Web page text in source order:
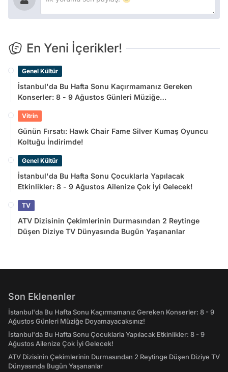
En Yeni İçerikler!
Genel Kültür
İstanbul'da Bu Hafta Sonu Kaçırmamanız Gereken
Konserler: 8 - 9 Ağustos Günleri Müziğe
Vitrin
Günün Fırsatı: Hawk Chair Fame Silver Kumaş Oyuncu
Koltuğu İndirimde!
Genel Kültür
İstanbul'da Bu Hafta Sonu Çocuklarla Yapılacak
Etkinlikler: 8 - 9 Ağustos Ailenize Çok İyi Gelecek!
TV
ATV Dizisinin Çekimlerinin Durmasından 2 Reytinge
Düşen Diziye TV Dünyasında Bugün Yaşananlar
Son Eklenenler
İstanbul'da Bu Hafta Sonu Kaçırmamanız Gereken Konserler: 8 - 9
Ağustos Günleri Müziğe Doyamayacaksınız!
İstanbul'da Bu Hafta Sonu Çocuklarla Yapılacak Etkinlikler: 8 - 9
Ağustos Ailenize Çok İyi Gelecek!
ATV Dizisinin Çekimlerinin Durmasından 2 Reytinge Düşen Diziye TV
Dünyasında Bugün Yaşananlar